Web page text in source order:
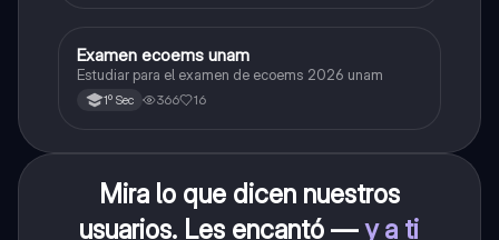
Español
Examen ecoems unam
Estudiar para el examen de ecoems 2026 unam
1º Sec 366 16
Mira lo que dicen nuestros
usuarios. Les encantó —y a ti